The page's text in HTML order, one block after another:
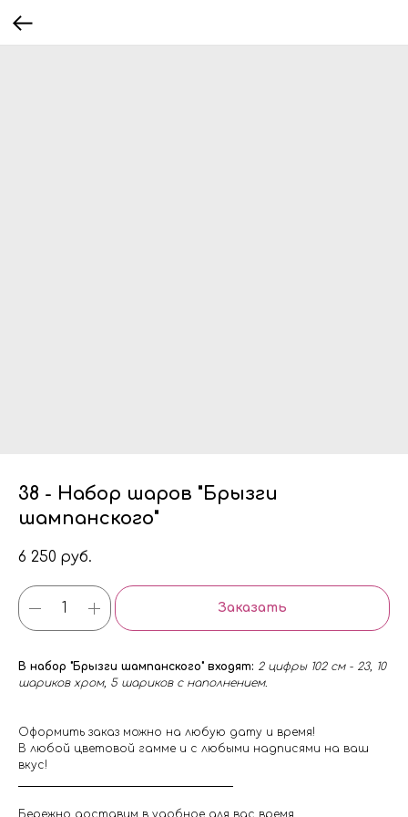
38 - Набор шаров "Брызги
шампанского"
6 250 руб.
Заказать
В набор "Брызги шампанского" входят: 2 цифры 102 см - 23, 10
шариков хром, 5 шариков с наполнением.
Оформить заказ можно на любую дату и время!
В любой цветовой гамме и с любыми надписями на ваш
вкус!
Бережно доставим в удобное для вас время